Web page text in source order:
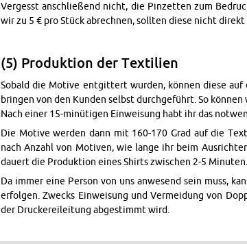
Ver­gesst an­schlie­ßend nicht, die Pin­zet­ten zum
wir zu 5 € pro Stück ab­rech­nen, soll­ten diese nicht
(5) Pro­duk­ti­on der Tex­ti­li­en
So­bald die Mo­ti­ve ent­git­tert wur­den, kön­nen diese
brin­gen von den Kun­den selbst durch­ge­führt. So
Nach einer 15-mi­nü­ti­gen Ein­wei­sung habt ihr das
Die Mo­ti­ve wer­den dann mit 160-170 Grad auf die
nach An­zahl von Mo­ti­ven, wie lange ihr beim
dau­ert die Pro­duk­ti­on eines Shirts zwi­schen 2-5 Mi­nu­ten.
Da immer eine Per­son von uns an­we­send sein muss,
er­fol­gen. Zwecks Ein­wei­sung und Ver­mei­dung von
der Dru­cke­rei­lei­tung ab­ge­stimmt wird.